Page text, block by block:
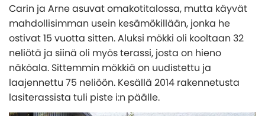
Cookies - evästekäytäntö
Tietoa yrityksestämme
Lasiterassien katot
Rungot
Alumiiniset lasiterassipaketit
Lasiterassien lisävarusteet
INSPIRAATIOTA
Puinen kasvihuone
Seinäkasvihuone
Kasvihuone muurilla
Orangeria
Tunnelikasvihuone
Pieni kasvihuone / Minikasvihuone
Mökit
Pihavarastot
Paviljongit
Leikkimökit
Huvimajat
Lisävarusteet
Yleiskatsaus - Ulkoaltaat ja Paljut
Paljut
Kylmävesitynnyri
Ulkoaltaiden lisävarusteet
Autotallit
KATEGORIAT
Yleiskatsaus - Autotallit
Autotalli
Inspiraatiota
KATEGORIAT
Asiakaspalvelu
Carin ja Arne asuvat omakotitalossa, mutta käyvät
mahdollisimman usein kesämökillään, jonka he
ostivat 15 vuotta sitten. Aluksi mökki oli kooltaan 32
neliötä ja siinä oli myös terassi, josta on hieno
näköala. Sittemmin mökkiä on uudistettu ja
laajennettu 75 neliöön. Kesällä 2014 rakennetusta
lasiterassista tuli piste i:n päälle.